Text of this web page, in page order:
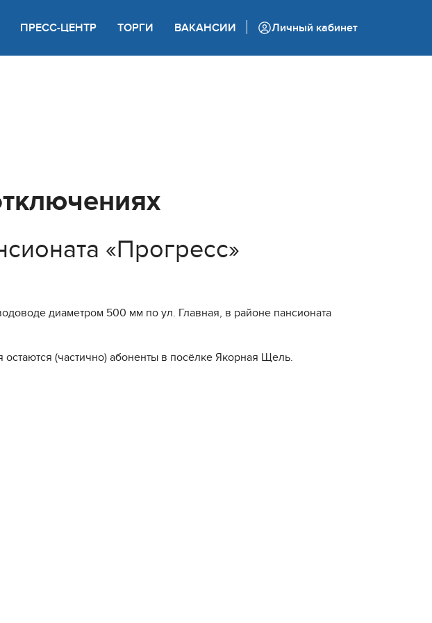
+7 (862) 444 05 05
ПРЕСС-ЦЕНТР ТОРГИ ВАКАНСИИ Личный кабинет
«Прогресс»
диаметром 500 мм по ул. Главная, в районе пансионата
(частично) абоненты в посёлке Якорная Щель.